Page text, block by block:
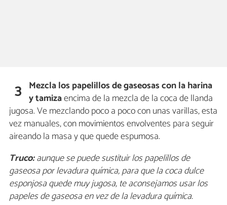
3 Mezcla los papelillos de gaseosas con la harina
y tamizaencima de la mezcla de la coca de llanda
jugosa. Ve mezclando poco a poco con unas varillas, esta
vez manuales, con movimientos envolventes para seguir
aireando la masa y que quede espumosa.
Truco:aunque se puede sustituir los papelillos de
gaseosa por levadura química, para que la coca dulce
esponjosa quede muy jugosa, te aconsejamos usar los
papeles de gaseosa en vez de la levadura química.